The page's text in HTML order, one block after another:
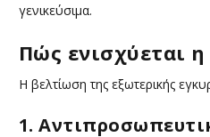
γενικεύσιμα.
Πώς ενισχύεται
Η βελτίωση της εξωτερικής
1.